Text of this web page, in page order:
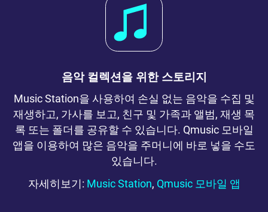
음악 컬렉션을 위한 스토리지
Music Station을 사용하여 손실 없는 음악을 수집 및
재생하고, 가사를 보고, 친구 및 가족과 앨범, 재생 목
록 또는 폴더를 공유할 수 있습니다. Qmusic 모바일
앱을 이용하여 많은 음악을 주머니에 바로 넣을 수도
있습니다.
자세히보기: Music Station, Qmusic 모바일 앱